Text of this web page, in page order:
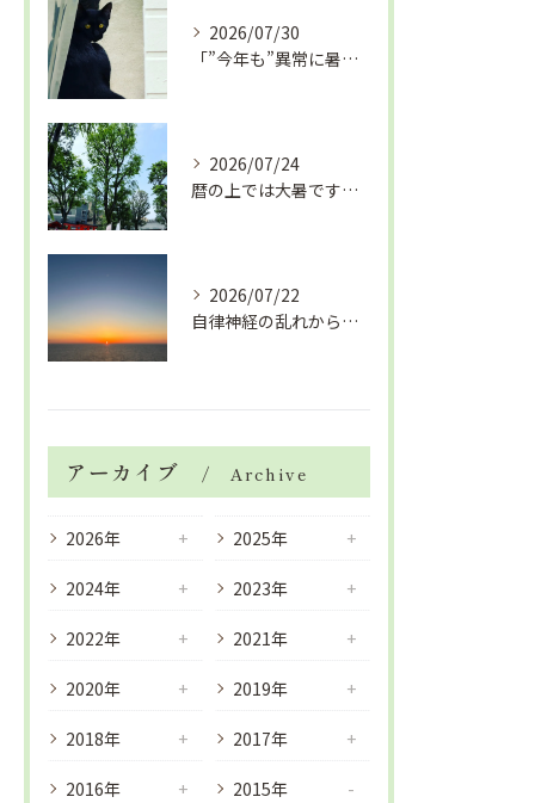
2026/07/30
「”今年も”異常に暑い夏」酷暑+冷房＝夏風邪、腰痛、ひざの痛...
2026/07/24
暦の上では大暑です！腰痛や肩こりから来る頭痛
2026/07/22
自律神経の乱れから生活習慣病、血液循環の滞り
アーカイブ Archive
2026年 2025年
2024年 2023年
2022年 2021年
2020年 2019年
2018年 2017年
2016年
2015年